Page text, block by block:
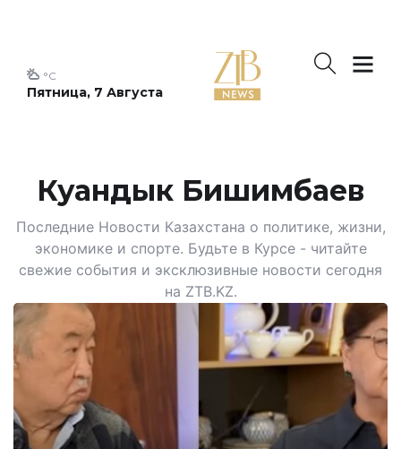
Пятница, 7 Августа
°C
Куандык Бишимбаев
Последние Новости Казахстана о политике, жизни,
экономике и спорте. Будьте в Курсе - читайте
свежие события и эксклюзивные новости сегодня
на ZTB.KZ.